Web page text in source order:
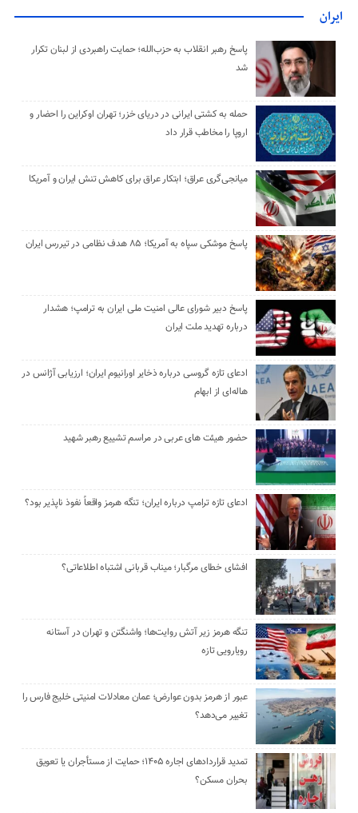
ایران
پاسخ رهبر انقلاب به حزب‌الله؛ حمایت راهبردی از لبنان تکرار
شد
حمله به کشتی ایرانی در دریای خزر؛ تهران اوکراین را احضار و
اروپا را مخاطب قرار داد
میانجی‌گری عراق؛ ابتکار عراق برای کاهش تنش ایران و آمریکا
پاسخ موشکی سپاه به آمریکا؛ ۸۵ هدف نظامی در تیررس ایران
پاسخ دبیر شورای عالی امنیت ملی ایران به ترامپ؛ هشدار
درباره تهدید ملت ایران
ادعای تازه گروسی درباره ذخایر اورانیوم ایران؛ ارزیابی آژانس در
هاله‌ای از ابهام
حضور هیئت‌ های عربی در مراسم تشییع رهبر شهید
ادعای تازه ترامپ درباره ایران؛ تنگه هرمز واقعاً نفوذ ناپذیر بود؟
افشای خطای مرگبار؛ میناب قربانی اشتباه اطلاعاتی؟
تنگه هرمز زیر آتش روایت‌ها؛ واشنگتن و تهران در آستانه
رویارویی تازه
عبور از هرمز بدون عوارض؛ عمان معادلات امنیتی خلیج فارس را
تغییر می‌دهد؟
تمدید قراردادهای اجاره ۱۴۰۵؛ حمایت از مستأجران یا تعویق
بحران مسکن؟